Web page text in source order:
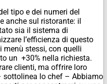
tipo e dei numeri del
anche sul ristorante: il
sia il sistema di
l’efficienza di questo
stessi, con quelli
un +30% nella richiesta.
clienti, ma offrire loro
sottolinea lo chef – Abbiamo